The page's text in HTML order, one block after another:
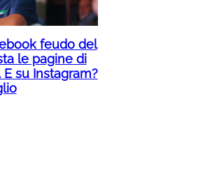
feudo del
le pagine di
su Instagram?